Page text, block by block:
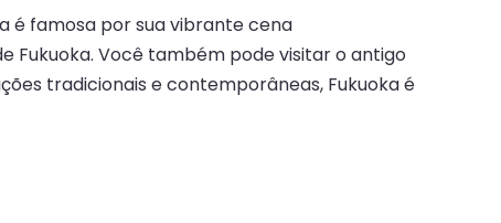
é famosa por sua vibrante cena
Fukuoka. Você também pode visitar o antigo
tradicionais e contemporâneas, Fukuoka é